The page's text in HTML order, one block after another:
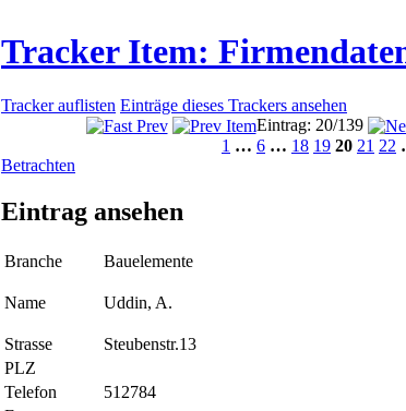
Tracker Item:
Tracker auflisten Einträge dieses Trackers ansehen
Eintrag: 20/139
1 … 6 … 18 19 20 21 22
Betrachten
Eintrag ansehen
Branche Bauelemente
Name Uddin, A.
Strasse
Steubenstr.13
PLZ
Telefon
512784